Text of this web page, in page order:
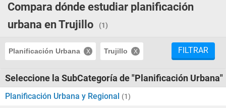
Compara dónde estudiar planificación
urbana en Trujillo
(1)
Planificación Urbana Trujillo FILTRAR
Seleccione la SubCategoría de "Planificación Urbana"
Planificación Urbana y Regional (1)